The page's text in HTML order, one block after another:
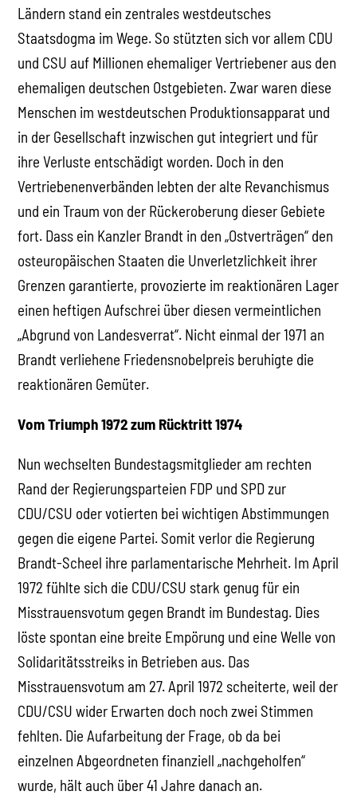
Ländern stand ein zentrales westdeutsches
Staatsdogma im Wege. So stützten sich vor allem CDU
und CSU auf Millionen ehemaliger Vertriebener aus den
ehemaligen deutschen Ostgebieten. Zwar waren diese
Menschen im westdeutschen Produktionsapparat und
in der Gesellschaft inzwischen gut integriert und für
ihre Verluste entschädigt worden. Doch in den
Vertriebenenverbänden lebten der alte Revanchismus
und ein Traum von der Rückeroberung dieser Gebiete
fort. Dass ein Kanzler Brandt in den „Ostverträgen“ den
osteuropäischen Staaten die Unverletzlichkeit ihrer
Grenzen garantierte, provozierte im reaktionären Lager
einen heftigen Aufschrei über diesen vermeintlichen
„Abgrund von Landesverrat“. Nicht einmal der 1971 an
Brandt verliehene Friedensnobelpreis beruhigte die
reaktionären Gemüter.
Vom Triumph 1972 zum Rücktritt 1974
Nun wechselten Bundestagsmitglieder am rechten
Rand der Regierungsparteien FDP und SPD zur
CDU/CSU oder votierten bei wichtigen Abstimmungen
gegen die eigene Partei. Somit verlor die Regierung
Brandt-Scheel ihre parlamentarische Mehrheit. Im April
1972 fühlte sich die CDU/CSU stark genug für ein
Misstrauensvotum gegen Brandt im Bundestag. Dies
löste spontan eine breite Empörung und eine Welle von
Solidaritätsstreiks in Betrieben aus. Das
Misstrauensvotum am 27. April 1972 scheiterte, weil der
CDU/CSU wider Erwarten doch noch zwei Stimmen
fehlten. Die Aufarbeitung der Frage, ob da bei
einzelnen Abgeordneten finanziell „nachgeholfen“
wurde, hält auch über 41 Jahre danach an.